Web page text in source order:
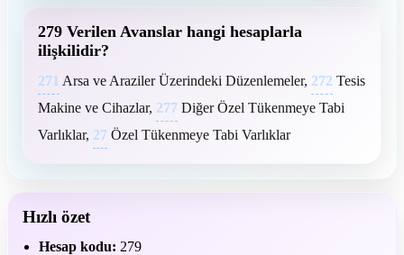
279 Verilen Avanslar hangi hesaplarla
ilişkilidir?
271 Arsa ve Araziler Üzerindeki Düzenlemeler, 272 Tesis
Makine ve Cihazlar, 277 Diğer Özel Tükenmeye Tabi
Varlıklar, 27 Özel Tükenmeye Tabi Varlıklar
Hızlı özet
Hesap kodu: 279